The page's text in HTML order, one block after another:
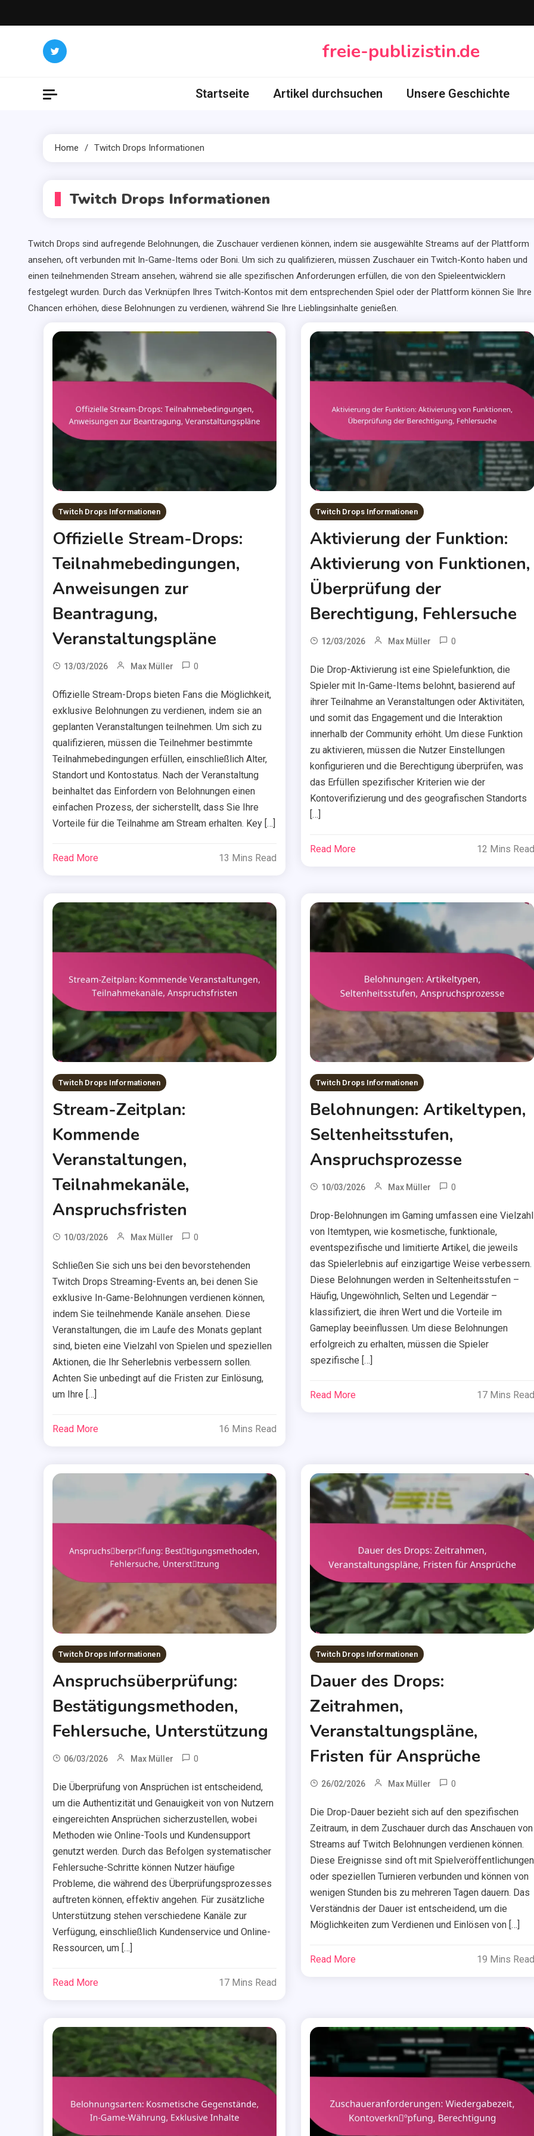
to
freie-publizistin.de
Startseite Artikel durchsuchen Unsere Geschichte
Home Twitch Drops Informationen
Twitch Drops Informationen
Twitch Drops sind aufregende Belohnungen, die Zuschauer verdienen können, indem sie ausgewählte Streams auf der Plattform
ansehen, oft verbunden mit In-Game-Items oder Boni. Um sich zu qualifizieren, müssen Zuschauer ein Twitch-Konto haben und
einen teilnehmenden Stream ansehen, während sie alle spezifischen Anforderungen erfüllen, die von den Spieleentwicklern
festgelegt wurden. Durch das Verknüpfen Ihres Twitch-Kontos mit dem entsprechenden Spiel oder der Plattform können Sie Ihre
Chancen erhöhen, diese Belohnungen zu verdienen, während Sie Ihre Lieblingsinhalte genießen.
Twitch Drops Informationen
Offizielle Stream-Drops:
Teilnahmebedingungen,
Anweisungen zur
Beantragung,
Veranstaltungspläne
13/03/2026 Max Müller 0
Offizielle Stream-Drops bieten Fans die Möglichkeit,
exklusive Belohnungen zu verdienen, indem sie an
geplanten Veranstaltungen teilnehmen. Um sich zu
qualifizieren, müssen die Teilnehmer bestimmte
Teilnahmebedingungen erfüllen, einschließlich Alter,
Standort und Kontostatus. Nach der Veranstaltung
beinhaltet das Einfordern von Belohnungen einen
einfachen Prozess, der sicherstellt, dass Sie Ihre
Vorteile für die Teilnahme am Stream erhalten. Key […]
Read More 13 Mins Read
Twitch Drops Informationen
Aktivierung der Funktion:
Aktivierung von Funktionen,
Überprüfung der
Berechtigung, Fehlersuche
12/03/2026 Max Müller 0
Die Drop-Aktivierung ist eine Spielefunktion, die
Spieler mit In-Game-Items belohnt, basierend auf
ihrer Teilnahme an Veranstaltungen oder Aktivitäten,
und somit das Engagement und die Interaktion
innerhalb der Community erhöht. Um diese Funktion
zu aktivieren, müssen die Nutzer Einstellungen
konfigurieren und die Berechtigung überprüfen, was
das Erfüllen spezifischer Kriterien wie der
Kontoverifizierung und des geografischen Standorts
[…]
Read More 12 Mins Read
Twitch Drops Informationen
Stream-Zeitplan:
Kommende
Veranstaltungen,
Teilnahmekanäle,
Anspruchsfristen
10/03/2026 Max Müller 0
Schließen Sie sich uns bei den bevorstehenden
Twitch Drops Streaming-Events an, bei denen Sie
exklusive In-Game-Belohnungen verdienen können,
indem Sie teilnehmende Kanäle ansehen. Diese
Veranstaltungen, die im Laufe des Monats geplant
sind, bieten eine Vielzahl von Spielen und speziellen
Aktionen, die Ihr Seherlebnis verbessern sollen.
Achten Sie unbedingt auf die Fristen zur Einlösung,
um Ihre […]
Read More 16 Mins Read
Twitch Drops Informationen
Belohnungen: Artikeltypen,
Seltenheitsstufen,
Anspruchsprozesse
10/03/2026 Max Müller 0
Drop-Belohnungen im Gaming umfassen eine Vielzahl
von Itemtypen, wie kosmetische, funktionale,
eventspezifische und limitierte Artikel, die jeweils
das Spielerlebnis auf einzigartige Weise verbessern.
Diese Belohnungen werden in Seltenheitsstufen –
Häufig, Ungewöhnlich, Selten und Legendär –
klassifiziert, die ihren Wert und die Vorteile im
Gameplay beeinflussen. Um diese Belohnungen
erfolgreich zu erhalten, müssen die Spieler
spezifische […]
Read More 17 Mins Read
Twitch Drops Informationen
Anspruchsüberprüfung:
Bestätigungsmethoden,
Fehlersuche, Unterstützung
06/03/2026 Max Müller 0
Die Überprüfung von Ansprüchen ist entscheidend,
um die Authentizität und Genauigkeit von von Nutzern
eingereichten Ansprüchen sicherzustellen, wobei
Methoden wie Online-Tools und Kundensupport
genutzt werden. Durch das Befolgen systematischer
Fehlersuche-Schritte können Nutzer häufige
Probleme, die während des Überprüfungsprozesses
auftreten können, effektiv angehen. Für zusätzliche
Unterstützung stehen verschiedene Kanäle zur
Verfügung, einschließlich Kundenservice und Online-
Ressourcen, um […]
Read More 17 Mins Read
Twitch Drops Informationen
Dauer des Drops:
Zeitrahmen,
Veranstaltungspläne,
Fristen für Ansprüche
26/02/2026 Max Müller 0
Die Drop-Dauer bezieht sich auf den spezifischen
Zeitraum, in dem Zuschauer durch das Anschauen von
Streams auf Twitch Belohnungen verdienen können.
Diese Ereignisse sind oft mit Spielveröffentlichungen
oder speziellen Turnieren verbunden und können von
wenigen Stunden bis zu mehreren Tagen dauern. Das
Verständnis der Dauer ist entscheidend, um die
Möglichkeiten zum Verdienen und Einlösen von […]
Read More 19 Mins Read